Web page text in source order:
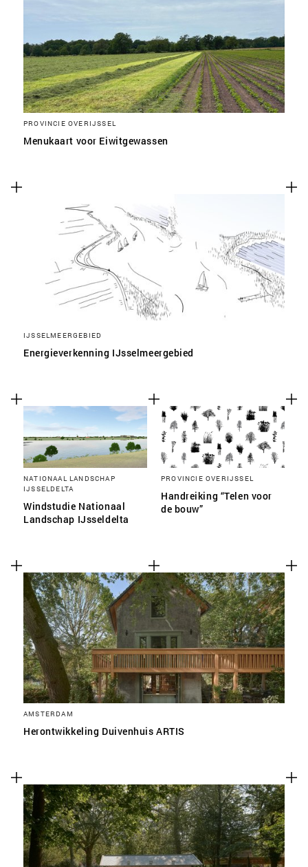
PROVINCIE OVERIJSSEL
Menukaart voor Eiwitgewassen
IJSSELMEERGEBIED
Energieverkenning IJsselmeergebied
NATIONAAL LANDSCHAP
IJSSELDELTA
Windstudie Nationaal
Landschap IJsseldelta
PROVINCIE OVERIJSSEL
Handreiking “Telen voor
de bouw”
AMSTERDAM
Herontwikkeling Duivenhuis ARTIS